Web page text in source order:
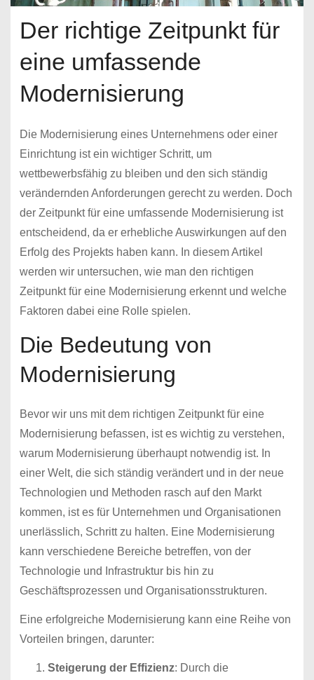
Der richtige Zeitpunkt für
eine umfassende
Modernisierung
Die Modernisierung eines Unternehmens oder einer
Einrichtung ist ein wichtiger Schritt, um
wettbewerbsfähig zu bleiben und den sich ständig
verändernden Anforderungen gerecht zu werden. Doch
der Zeitpunkt für eine umfassende Modernisierung ist
entscheidend, da er erhebliche Auswirkungen auf den
Erfolg des Projekts haben kann. In diesem Artikel
werden wir untersuchen, wie man den richtigen
Zeitpunkt für eine Modernisierung erkennt und welche
Faktoren dabei eine Rolle spielen.
Die Bedeutung von
Modernisierung
Bevor wir uns mit dem richtigen Zeitpunkt für eine
Modernisierung befassen, ist es wichtig zu verstehen,
warum Modernisierung überhaupt notwendig ist. In
einer Welt, die sich ständig verändert und in der neue
Technologien und Methoden rasch auf den Markt
kommen, ist es für Unternehmen und Organisationen
unerlässlich, Schritt zu halten. Eine Modernisierung
kann verschiedene Bereiche betreffen, von der
Technologie und Infrastruktur bis hin zu
Geschäftsprozessen und Organisationsstrukturen.
Eine erfolgreiche Modernisierung kann eine Reihe von
Vorteilen bringen, darunter:
Steigerung der Effizienz: Durch die